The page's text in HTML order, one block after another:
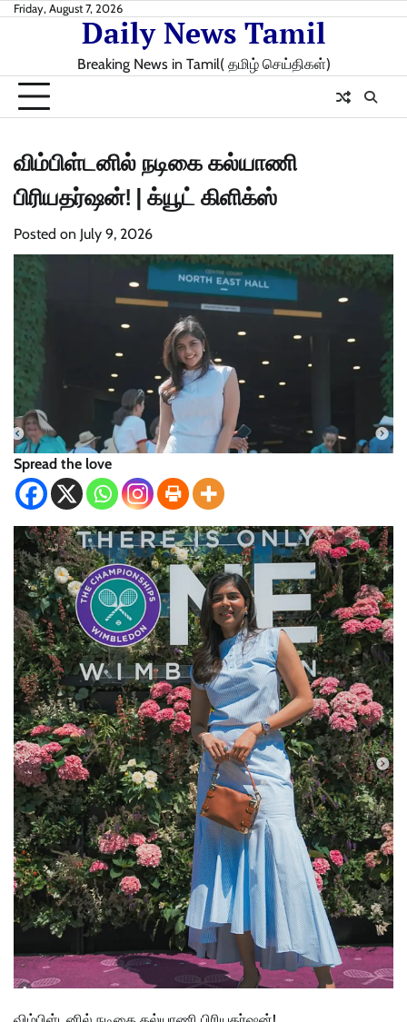
SkipFriday, August 7, 2026
Daily News Tamil
Breaking News in Tamil( தமிழ் செய்திகள்)
விம்பிள்டனில் நடிகை கல்யாணி
பிரியதர்ஷன்! | க்யூட் கிளிக்ஸ்
Posted on July 9, 2026
Spread the love